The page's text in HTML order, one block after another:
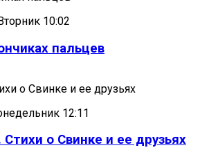
10:02
пальцев
о Свинке и ее друзьях
12:11
о Свинке и ее друзьях